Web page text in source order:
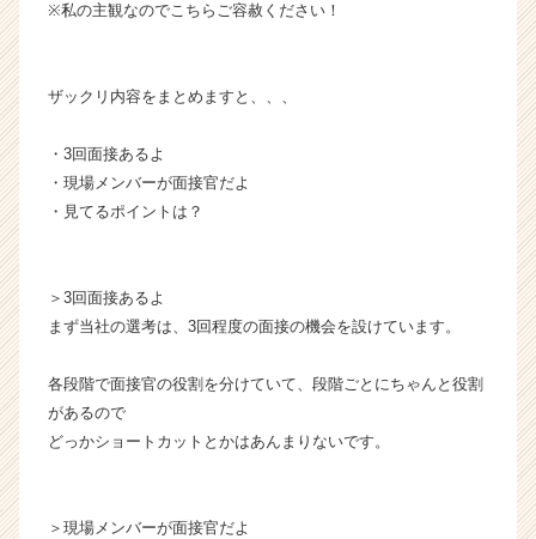
就
イ
キ
ャ
h
r
a
e
※私の主観なのでこちらご容赦ください！
ザックリ内容をまとめますと、、、
・3回面接あるよ
・現場メンバーが面接官だよ
・見てるポイントは？
＞3回面接あるよ
まず当社の選考は、3回程度の面接の機会を設けています。
各段階で面接官の役割を分けていて、段階ごとにちゃんと役割
があるので
どっかショートカットとかはあんまりないです。
＞現場メンバーが面接官だよ